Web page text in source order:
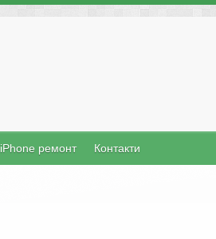
iPhone ремонт Контакти